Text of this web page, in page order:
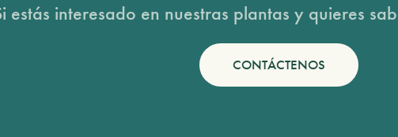
estás interesado en nuestras plantas y quieres
CONTÁCTENOS